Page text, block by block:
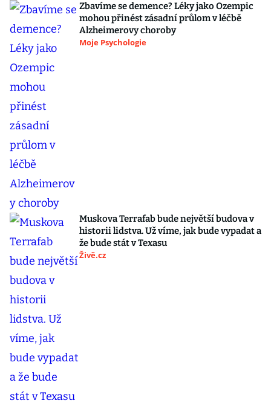
Zbavíme se demence? Léky jako Ozempic
mohou přinést zásadní průlom v léčbě
Alzheimerovy choroby
Moje Psychologie
Muskova Terrafab bude největší budova v
historii lidstva. Už víme, jak bude vypadat a
že bude stát v Texasu
Živě.cz